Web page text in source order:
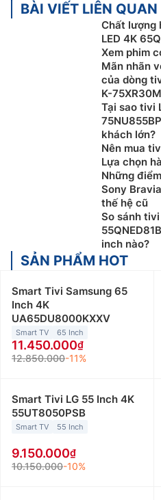
BÀI VIẾT LIÊN QUAN
Chất lượng
LED 4K
Xem phim
Mãn nhãn
của dòng
K-
Tại sao tivi
khách lớn?
Nên mua
Lựa chọn
Những
Sony
thế hệ cũ
So sánh
inch nào?
SẢN PHẨM HOT
Smart Tivi Samsung 65
Inch 4K
UA65DU8000KXXV
Smart TV 65 Inch
11.450.000
12.850.000-11%
Smart Tivi LG 55 Inch 4K
55UT8050PSB
Smart TV 55 Inch
9.150.000
10.150.000-10%